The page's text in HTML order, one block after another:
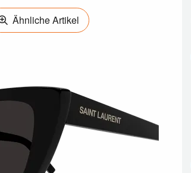
Ähnliche Artikel